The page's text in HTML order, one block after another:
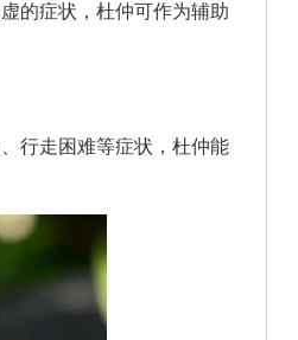
的症状，杜仲可作为辅助
行走困难等症状，杜仲能